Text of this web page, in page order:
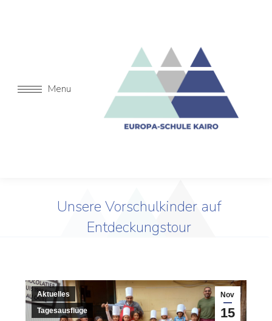
Menu
Unsere Vorschulkinder auf
Entdeckungstour
Nov
15
Aktuelles
Tagesausflüge